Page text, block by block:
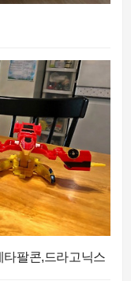
팔콘,드라고닉스